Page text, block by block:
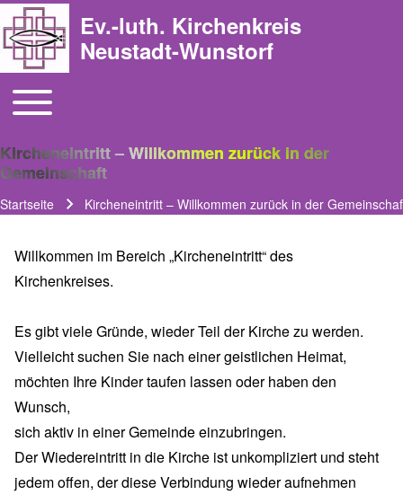
Ev.-luth. Kirchenkreis
Neustadt-Wunstorf
Main navigation
Toggle main menu
Kircheneintritt – Willkommen zurück in der
Gemeinschaft
Pfadnavigation
Startseite Kircheneintritt – Willkommen zurück in der
Willkommen im Bereich „Kircheneintritt“ des
Kirchenkreises.
Es gibt viele Gründe, wieder Teil der Kirche zu werden.
Vielleicht suchen Sie nach einer geistlichen Heimat,
möchten Ihre Kinder taufen lassen oder haben den
Wunsch,
sich aktiv in einer Gemeinde einzubringen.
Der Wiedereintritt in die Kirche ist unkompliziert und steht
jedem offen, der diese Verbindung wieder aufnehmen